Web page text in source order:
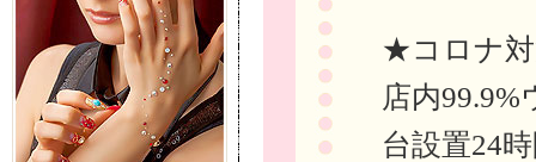
★コロナ
店内
台設置24